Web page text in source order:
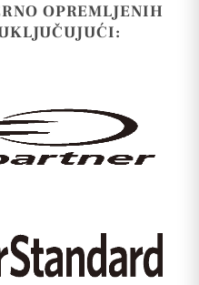
OPREMLJENIH